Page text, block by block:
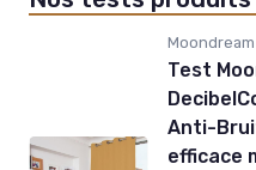
Moondream
Test
Anti-
efficace